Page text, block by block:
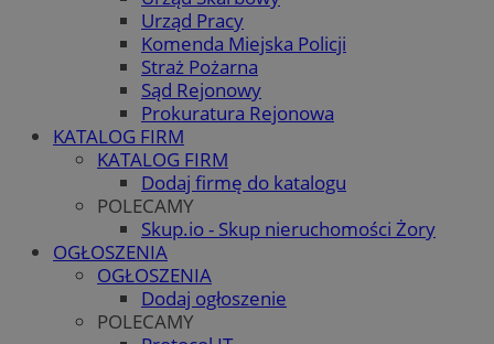
Urząd Pracy
Komenda Miejska Policji
Straż Pożarna
Sąd Rejonowy
Prokuratura Rejonowa
KATALOG FIRM
KATALOG FIRM
Dodaj firmę do katalogu
POLECAMY
Skup.io - Skup nieruchomości Żory
OGŁOSZENIA
OGŁOSZENIA
Dodaj ogłoszenie
POLECAMY